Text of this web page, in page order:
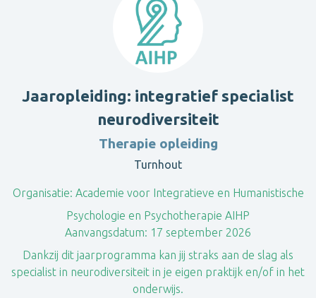
Jaaropleiding: integratief specialist
neurodiversiteit
Therapie opleiding
Turnhout
Organisatie: Academie voor Integratieve en Humanistische
Psychologie en Psychotherapie AIHP
Aanvangsdatum: 17 september 2026
Dankzij dit jaarprogramma kan jij straks aan de slag als
specialist in neurodiversiteit in je eigen praktijk en/of in het
onderwijs.